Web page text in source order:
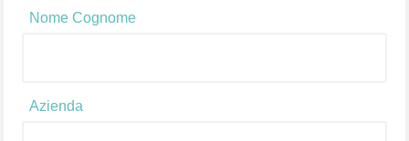
risposta non è semplice e questo perché devi tenere
qui perché stai cercando una formula con cui […]
Nome Cognome
Azienda